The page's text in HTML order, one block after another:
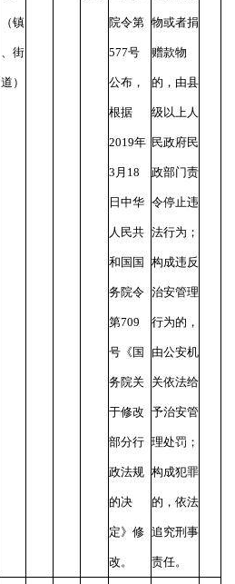
（镇
、街
道）
院令第
577号
公布，
根据
2019年
3月18
日中华
人民共
和国国
务院令
第709
号《国
务院关
于修改
部分行
政法规
的决
定》修
改。
物或者捐
赠款物
的，由县
级以上人
民政府民
政部门责
令停止违
法行为；
构成违反
治安管理
行为的，
由公安机
关依法给
予治安管
理处罚；
构成犯罪
的，依法
追究刑事
责任。